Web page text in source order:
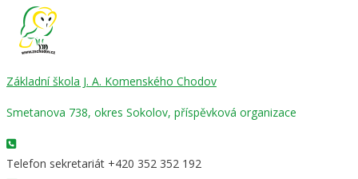
Základní škola J. A. Komenského Chodov
Smetanova 738, okres Sokolov, příspěvková organizace
Telefon sekretariát +420 352 352 192